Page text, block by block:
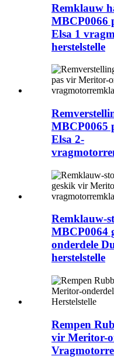
Remklauw
MBCP0066
Elsa 1
herstelstelle
MBCP0065
Elsa 2-
Remklauw-
MBCP0064
onderdele
herstelstelle
Rempen
vir Meritor-